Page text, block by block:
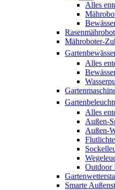
Alles
Mähroboter-
Alles
Alles
Außen-
Außen-
Outdoor
Smarte